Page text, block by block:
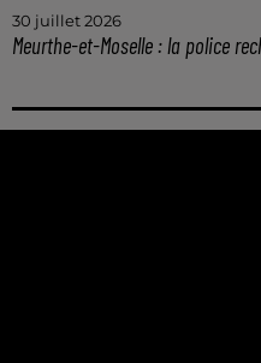
30 juillet 2026
Meurthe-et-Moselle : la police